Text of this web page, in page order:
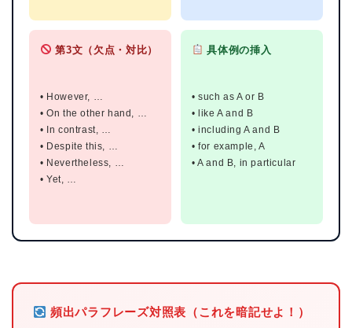
第3文（欠点・対比）
• However, …
• On the other hand, …
• In contrast, …
• Despite this, …
• Nevertheless, …
• Yet, …
具体例の挿入
• such as A or B
• like A and B
• including A and B
• for example, A
• A and B, in particular
頻出パラフレーズ対照表（これを暗記せよ！）